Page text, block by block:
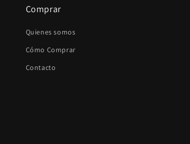
Comprar
Quienes somos
Cómo Comprar
Contacto